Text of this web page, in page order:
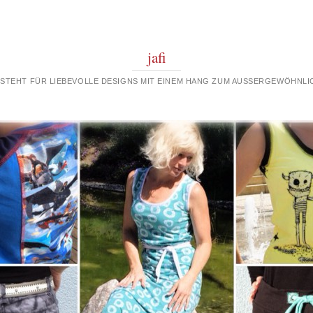
jafi
FÜR LIEBEVOLLE DESIGNS MIT EINEM HANG ZUM